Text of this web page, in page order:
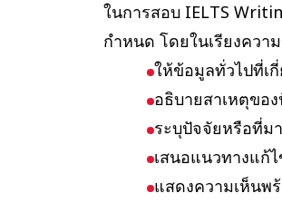
ในการสอบ IELTS
กำหนด โดยในเรียงคว
ให้ข้อมูลทั่วไปที่เ
อธิบายสาเหตุขอ
ระบุปัจจัยหรือที่ม
เสนอแนวทางแก้
แสดงความเห็นพ